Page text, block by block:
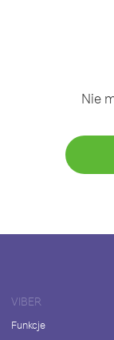
Nie
VIBER
Funkcje